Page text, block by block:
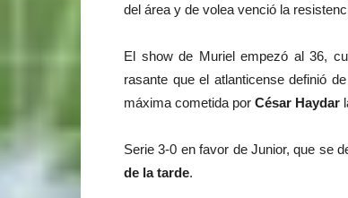
del área y de volea venció la
El show de Muriel empezó al 36,
rasante que el atlanticense definió
máxima cometida por César Haydar
Serie 3-0 en favor de Junior, que se
de la tarde.